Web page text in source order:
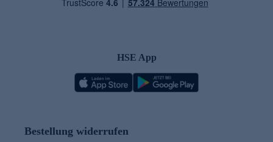
HSE App
Bestellung widerrufen